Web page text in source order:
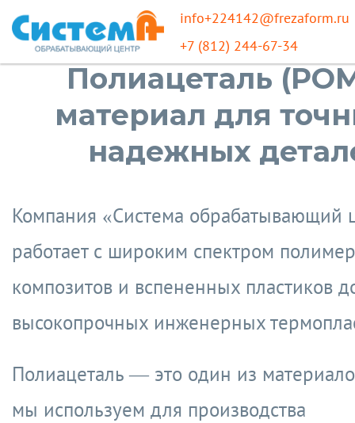
info+224142@frezaform.ru
+7 (812) 244-67-34
Полиацеталь
материал для
надежных
Компания «Система обрабатывающий
работает с широким спектром
композитов и вспененных пластиков
высокопрочных инженерных
Полиацеталь — это один из
мы используем для производства